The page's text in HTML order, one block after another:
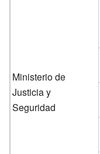
Ministerio de
Justicia y
Seguridad